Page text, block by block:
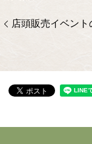
店頭販売イベン